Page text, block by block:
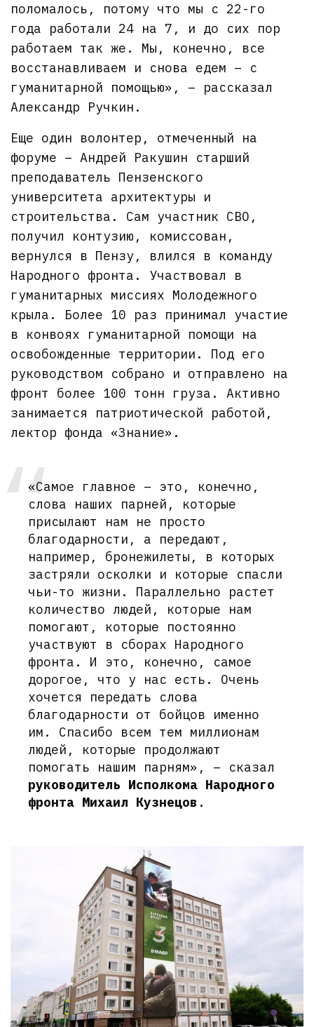
поломалось, потому что мы с 22-го
года работали 24 на 7, и до сих пор
работаем так же. Мы, конечно, все
восстанавливаем и снова едем – с
гуманитарной помощью», – рассказал
Александр Ручкин.
Еще один волонтер, отмеченный на
форуме – Андрей Ракушин старший
преподаватель Пензенского
университета архитектуры и
строительства. Сам участник СВО,
получил контузию, комиссован,
вернулся в Пензу, влился в команду
Народного фронта. Участвовал в
гуманитарных миссиях Молодежного
крыла. Более 10 раз принимал участие
в конвоях гуманитарной помощи на
освобожденные территории. Под его
руководством собрано и отправлено на
фронт более 100 тонн груза. Активно
занимается патриотической работой,
лектор фонда «Знание».
«Самое главное – это, конечно,
слова наших парней, которые
присылают нам не просто
благодарности, а передают,
например, бронежилеты, в которых
застряли осколки и которые спасли
чьи-то жизни. Параллельно растет
количество людей, которые нам
помогают, которые постоянно
участвуют в сборах Народного
фронта. И это, конечно, самое
дорогое, что у нас есть. Очень
хочется передать слова
благодарности от бойцов именно
им. Спасибо всем тем миллионам
людей, которые продолжают
помогать нашим парням», – сказал
руководитель Исполкома Народного
фронта Михаил Кузнецов .